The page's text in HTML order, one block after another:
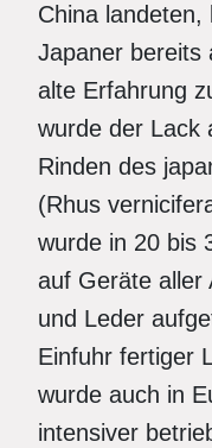
China landeten,
Japaner bereits
alte Erfahrung
wurde der Lack
Rinden des
(Rhus
wurde in 20 bis
auf Geräte aller
und Leder
Einfuhr fertiger
wurde auch in
intensiver